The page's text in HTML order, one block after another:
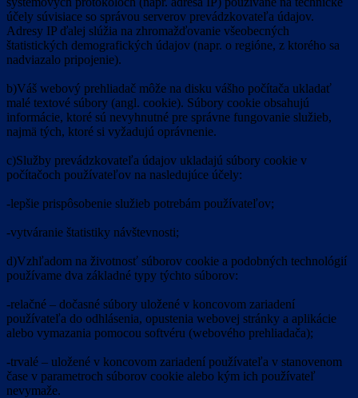
účely súvisiace so správou serverov prevádzkovateľa údajov.
Adresy IP ďalej slúžia na zhromažďovanie všeobecných
štatistických demografických údajov (napr. o regióne, z ktorého sa
nadviazalo pripojenie).
b)Váš webový prehliadač môže na disku vášho počítača ukladať
malé textové súbory (angl. cookie). Súbory cookie obsahujú
informácie, ktoré sú nevyhnutné pre správne fungovanie služieb,
najmä tých, ktoré si vyžadujú oprávnenie.
c)Služby prevádzkovateľa údajov ukladajú súbory cookie v
počítačoch používateľov na nasledujúce účely:
-lepšie prispôsobenie služieb potrebám používateľov;
-vytváranie štatistiky návštevnosti;
d)Vzhľadom na životnosť súborov cookie a podobných technológií
používame dva základné typy týchto súborov:
-relačné – dočasné súbory uložené v koncovom zariadení
používateľa do odhlásenia, opustenia webovej stránky a aplikácie
alebo vymazania pomocou softvéru (webového prehliadača);
-trvalé – uložené v koncovom zariadení používateľa v stanovenom
čase v parametroch súborov cookie alebo kým ich používateľ
nevymaže.